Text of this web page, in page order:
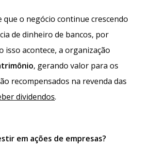
que o negócio continue crescendo
de dinheiro de bancos, por
isso acontece, a organização
, gerando valor para os
recompensados na revenda das
dividendos.
em ações de empresas?